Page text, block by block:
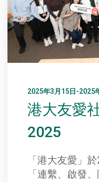
2025年3月15日-2025
港大友愛
2025
「港大友愛」
「連繫、啟發